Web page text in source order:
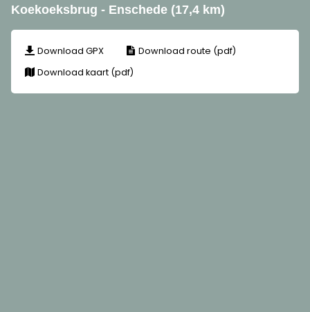
Koekoeksbrug - Enschede (17,4 km)
Download GPX
Download route (pdf)
Download kaart (pdf)